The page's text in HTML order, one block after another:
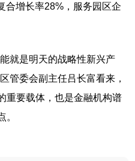
合增长率28%，服务园区企
是明天的战略性新兴产
管委会副主任吕长富看来，
重要载体，也是金融机构谱
。